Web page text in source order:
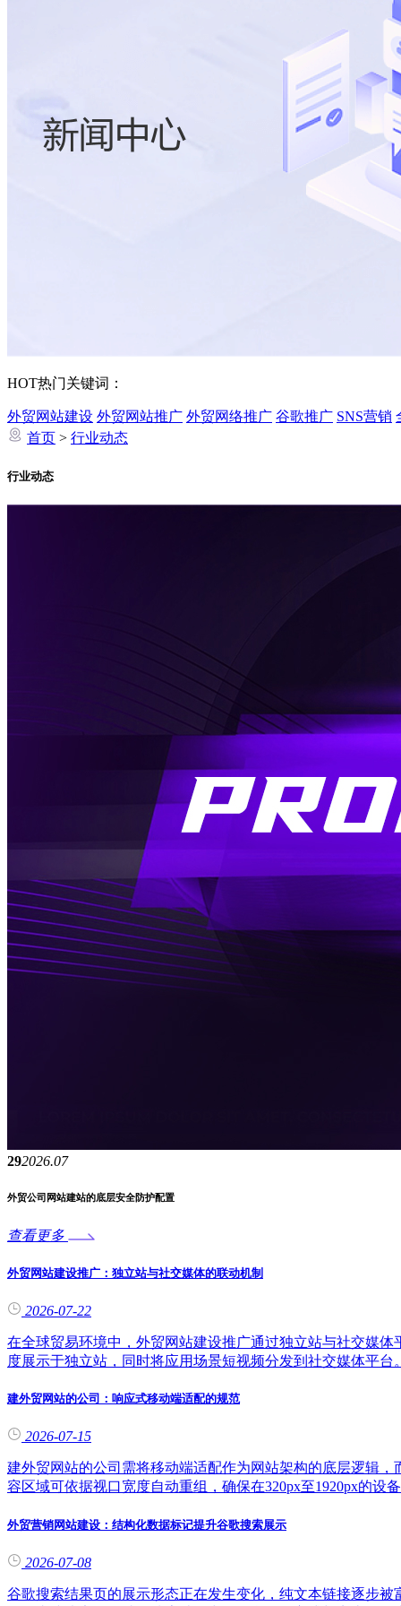
HOT热门关键词：
外贸网站建设 外贸网站推广 外贸网络推广 谷歌推广 SNS营销
首页 > 行业动态
行业动态
292026.07
外贸公司网站建站的底层安全防护配置
查看更多
外贸网站建设推广：独立站与社交媒体的联动机制
2026-07-22
在全球贸易环境中，外贸网站建设推广通过独立站与社交媒
度展示于独立站，同时将应用场景短视频分发到社交媒体平台
建外贸网站的公司：响应式移动端适配的规范
2026-07-15
建外贸网站的公司需将移动端适配作为网站架构的底层逻辑
容区域可依据视口宽度自动重组，确保在320px至1920px的设
外贸营销网站建设：结构化数据标记提升谷歌搜索展示
2026-07-08
谷歌搜索结果页的展示形态正在发生变化，纯文本链接逐步